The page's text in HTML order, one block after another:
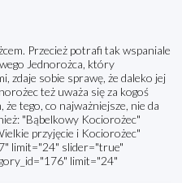
Przecież potrafi tak wspaniale
Jednorożca, który
zdaje sobie sprawę, że daleko jej
też uważa się za kogoś
tego, co najważniejsze, nie da
"Bąbelkowy Kociorożec"
przyjęcie i Kociorożec"
limit="24" slider="true"
limit="24"